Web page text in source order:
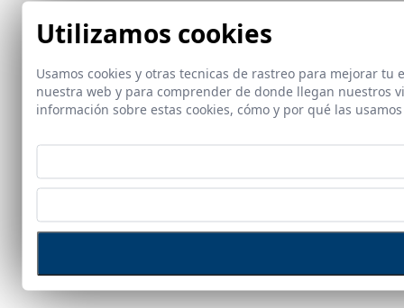
Utilizamos cookies
Usamos cookies y otras tecnicas de rastreo para mejorar
nuestra web y para comprender de donde llegan nuestros
información sobre estas cookies, cómo y por qué las